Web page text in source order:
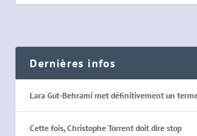
Dernières infos
Lara Gut-Behrami met définitivement un
Cette fois, Christophe Torrent doit dire stop